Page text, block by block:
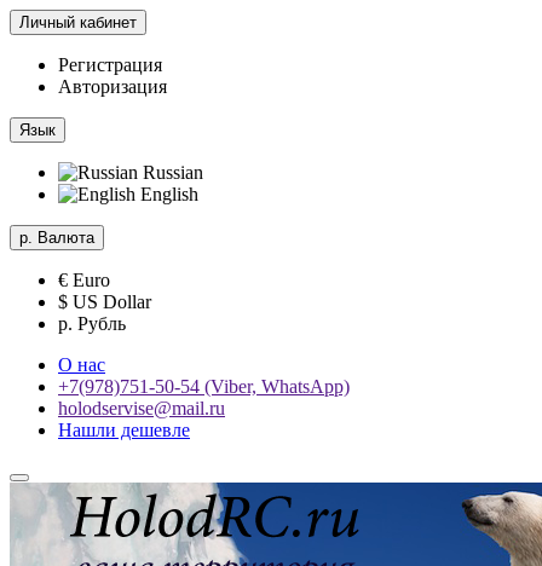
Личный кабинет
Регистрация
Авторизация
Язык
Russian
English
р. Валюта
€ Euro
$ US Dollar
р. Рубль
О нас
+7(978)751-50-54 (Viber, WhatsApp)
holodservise@mail.ru
Нашли дешевле